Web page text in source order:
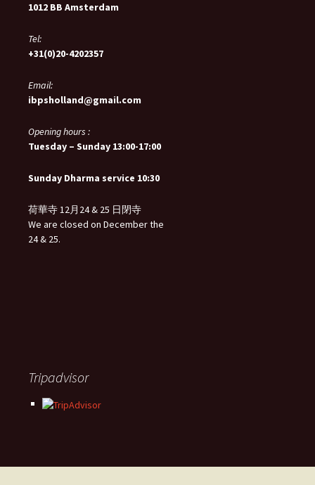
1012 BB Amsterdam
Tel:
+31(0)20-4202357
Email:
ibpsholland@gmail.com
Opening hours :
Tuesday – Sunday 13:00-17:00
Sunday Dharma service 10:30
荷華寺 12月24 & 25 日閉寺
We are closed on December the
24 & 25.
Tripadvisor